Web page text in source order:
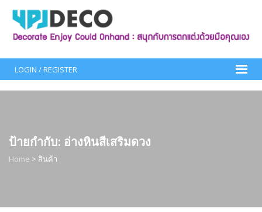
content
LOGIN / REGISTER
ป้ายกำกับ: อ่างหินสีเสริมดวง
Home > สินค้า